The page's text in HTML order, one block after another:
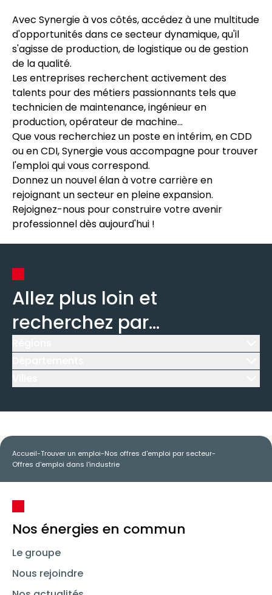
Avec Synergie à vos côtés, accédez à une multitude
d'opportunités dans ce secteur dynamique, qu'il
s'agisse de production, de logistique ou de gestion
de la qualité.
Les entreprises recherchent activement des
talents pour des métiers passionnants tels que
technicien de maintenance, ingénieur en
production, opérateur de machine...
Que vous recherchiez un poste en intérim, en CDD
ou en CDI, Synergie vous accompagne pour trouver
l'emploi qui vous correspond.
Donnez un nouvel élan à votre carrière en
rejoignant un secteur en pleine expansion.
Rejoignez-nous pour construire votre avenir
professionnel dès aujourd'hui !
Allez plus loin et
recherchez par...
Accueil-Trouver un emploi-Nos offres d'emploi par secteur-
Offres d'emploi dans l'industrie
Nos énergies en commun
Le groupe
Nous rejoindre